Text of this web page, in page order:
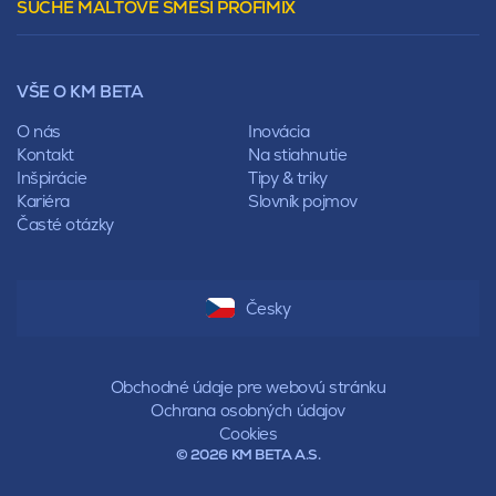
Mansardová
Pultová
Sedlová
Polovalbová
Stanová
Mansardová
Pultová
Hodonka
Preklady
Lícové murivo
Pálené zdivo Profiblok
Nosné murivo
Priečky
Vencovky
Preklady
SUCHÉ MALTOVÉ SMĚSI PROFIMIX
VŠE O KM BETA
O nás
Inovácia
Kontakt
Na stiahnutie
Inšpirácie
Tipy & triky
Kariéra
Slovník pojmov
Časté otázky
Česky
© 2026 KM BETA A.S.
Obchodné údaje pre webovú stránku
Ochrana osobných údajov
Cookies